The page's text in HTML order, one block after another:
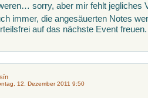
sorry, aber mir fehlt jegliches
immer, die angesäuerten Notes
auf das nächste Event freuen.
12. Dezember 2011 9:50